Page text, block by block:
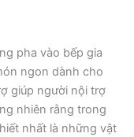
pha vào bếp gia
ngon dành cho
giúp người nội trợ
nhiên rằng trong
nhất là những vật